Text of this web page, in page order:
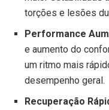
torções e lesões
Performance
e aumento do
um ritmo mais
desempenho geral.
Recuperação